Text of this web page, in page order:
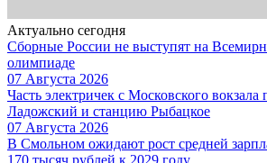
Актуально сегодня
Сборные России не выступят на
олимпиаде
07 Августа 2026
Часть электричек с Московского вокзала
Ладожский и станцию Рыбацкое
07 Августа 2026
В Смольном ожидают рост средней
170 тысяч рублей к 2029 году